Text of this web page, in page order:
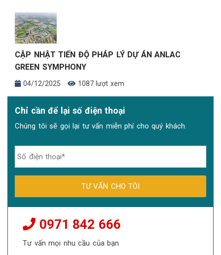
CẬP NHẬT TIẾN ĐỘ PHÁP LÝ DỰ ÁN ANLAC
GREEN SYMPHONY
04/12/2025 1087 lượt xem
Chỉ cần để lại số điện thoại
Chúng tôi sẽ gọi lại tư vấn miễn phí cho quý khách.
0971 842 666
Tư vấn mọi nhu cầu của bạn